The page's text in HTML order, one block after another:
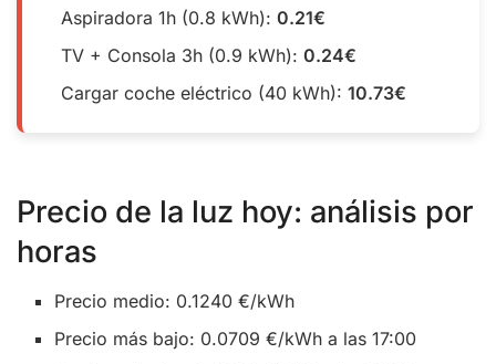
Aspiradora 1h (0.8 kWh): 0.21€
TV + Consola 3h (0.9 kWh): 0.24€
Cargar coche eléctrico (40 kWh): 10.73€
Precio de la luz hoy: análisis por
horas
Precio medio: 0.1240 €/kWh
Precio más bajo: 0.0709 €/kWh a las 17:00